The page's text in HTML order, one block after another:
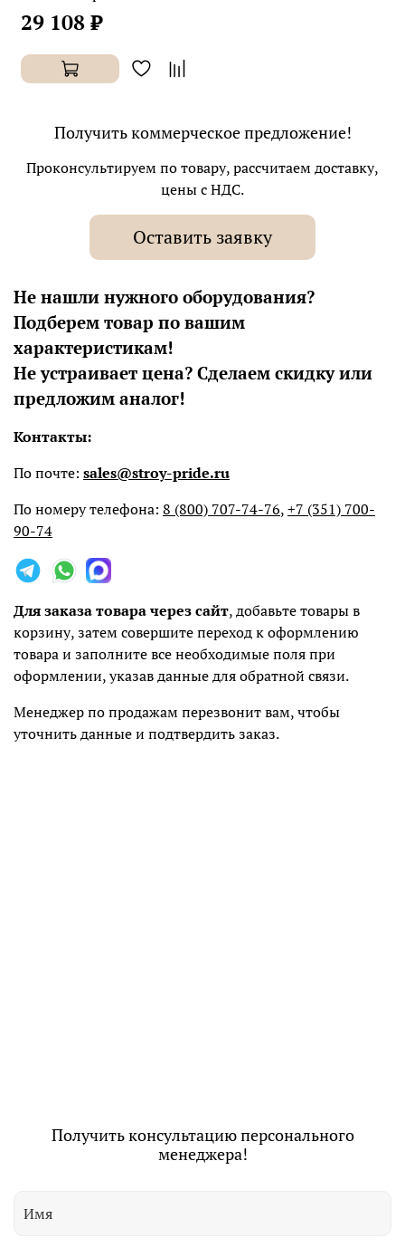
29 108 ₽
Получить коммерческое предложение!
Проконсультируем по товару, рассчитаем доставку,
цены с НДС.
Оставить заявку
Не нашли нужного оборудования?
Подберем товар по вашим
характеристикам!
Не устраивает цена? Сделаем скидку или
предложим аналог!
Контакты:
По почте: sales@stroy-pride.ru
По номеру телефона: 8 (800) 707-74-76,+7 (351) 700-
90-74
Для заказа товара через сайт, добавьте товары в
корзину, затем совершите переход к оформлению
товара и заполните все необходимые поля при
оформлении, указав данные для обратной связи.
Менеджер по продажам перезвонит вам, чтобы
уточнить данные и подтвердить заказ.
Получить консультацию персонального
менеджера!